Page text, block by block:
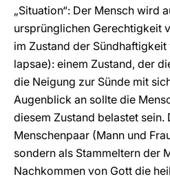
„Situation“: Der Mensch wird
ursprünglichen Gerechtigkeit
im Zustand der
lapsae): einem Zustand, der
die Neigung zur Sünde mit
Augenblick an sollte die
diesem Zustand belastet sein.
Menschenpaar (Mann und
sondern als Stammeltern der
Nachkommen von Gott die